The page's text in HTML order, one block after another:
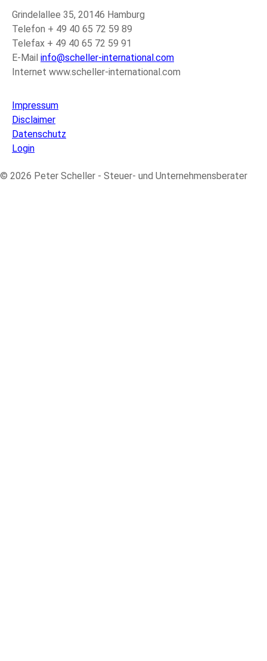
Grindelallee 35, 20146 Hamburg
Telefon + 49 40 65 72 59 89
Telefax + 49 40 65 72 59 91
E-Mail info@scheller-international.com
Internet www.scheller-international.com
Impressum
Disclaimer
Datenschutz
Login
© 2026 Peter Scheller - Steuer- und Unternehmensberater